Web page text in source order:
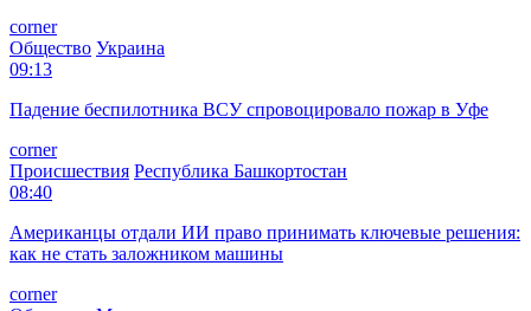
corner
Общество Украина
09:13
Падение беспилотника ВСУ спровоцировало пожар в Уфе
corner
Происшествия Республика Башкортостан
08:40
Американцы отдали ИИ право принимать ключевые решения:
как не стать заложником машины
corner